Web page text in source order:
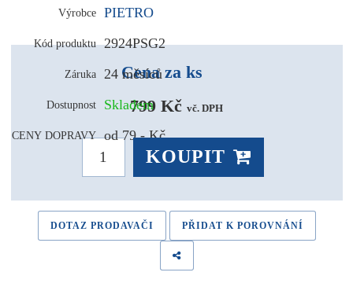
Výrobce PIETRO
Kód produktu 2924PSG2
Záruka 24 měsíců
Dostupnost Skladem
CENY DOPRAVY od 79,- Kč
Cena za ks
799 Kč vč. DPH
KOUPIT
DOTAZ PRODAVAČI PŘIDAT K POROVNÁNÍ